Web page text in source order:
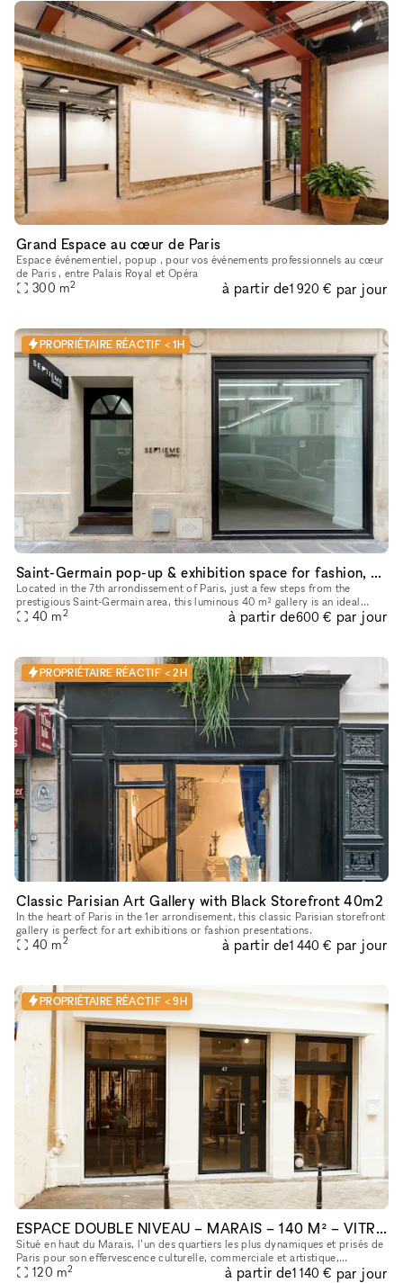
Grand Espace au cœur de Paris
Espace événementiel, popup , pour vos événements professionnels au cœur
de Paris , entre Palais Royal et Opéra
300 m2 à partir de1 920 € par jour
PROPRIÉTAIRE RÉACTIF < 1H
Saint-Germain pop-up & exhibition space for fashion, design and contemporary art
Located in the 7th arrondissement of Paris, just a few steps from the
prestigious Saint-Germain area, this luminous 40 m² gallery is an ideal
space for your fashion showroom and private sales. It's
40 m2 à partir de600 € par jour
PROPRIÉTAIRE RÉACTIF < 2H
Classic Parisian Art Gallery with Black Storefront 40m2
In the heart of Paris in the 1er arrondisement, this classic Parisian storefront
gallery is perfect for art exhibitions or fashion presentations.
40 m2 à partir de1 440 € par jour
PROPRIÉTAIRE RÉACTIF < 9H
ESPACE DOUBLE NIVEAU – MARAIS – 140 M² – VITRINE SUR RUE – IDEAL FASHION WEEK & ÉVÉNEMENTS
Situé en haut du Marais, l’un des quartiers les plus dynamiques et prisés de
Paris pour son effervescence culturelle, commerciale et artistique,
découvrez cet espace unique de 140 m². Le lieu : · Re
120 m2 à partir de1 140 € par jour